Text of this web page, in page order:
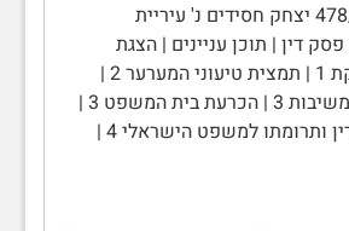
ע"ע 478/09 יצחק חסידים נ' עיריית
דין | תוכן עניינים | הצגת
המקרה והמחלוקת 1 | תמצית טיעוני המערער 2 |
תמצית טיעוני המשיבות 3 | הכרעת בית המשפט 3 |
חשיבות פסק הדין ותרומתו למשפט הישראלי 4 |